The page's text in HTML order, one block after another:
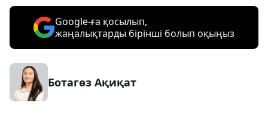
Google-ға қосылып,
жаңалықтарды бірінші болып оқыңыз
Ботагөз Ақиқат